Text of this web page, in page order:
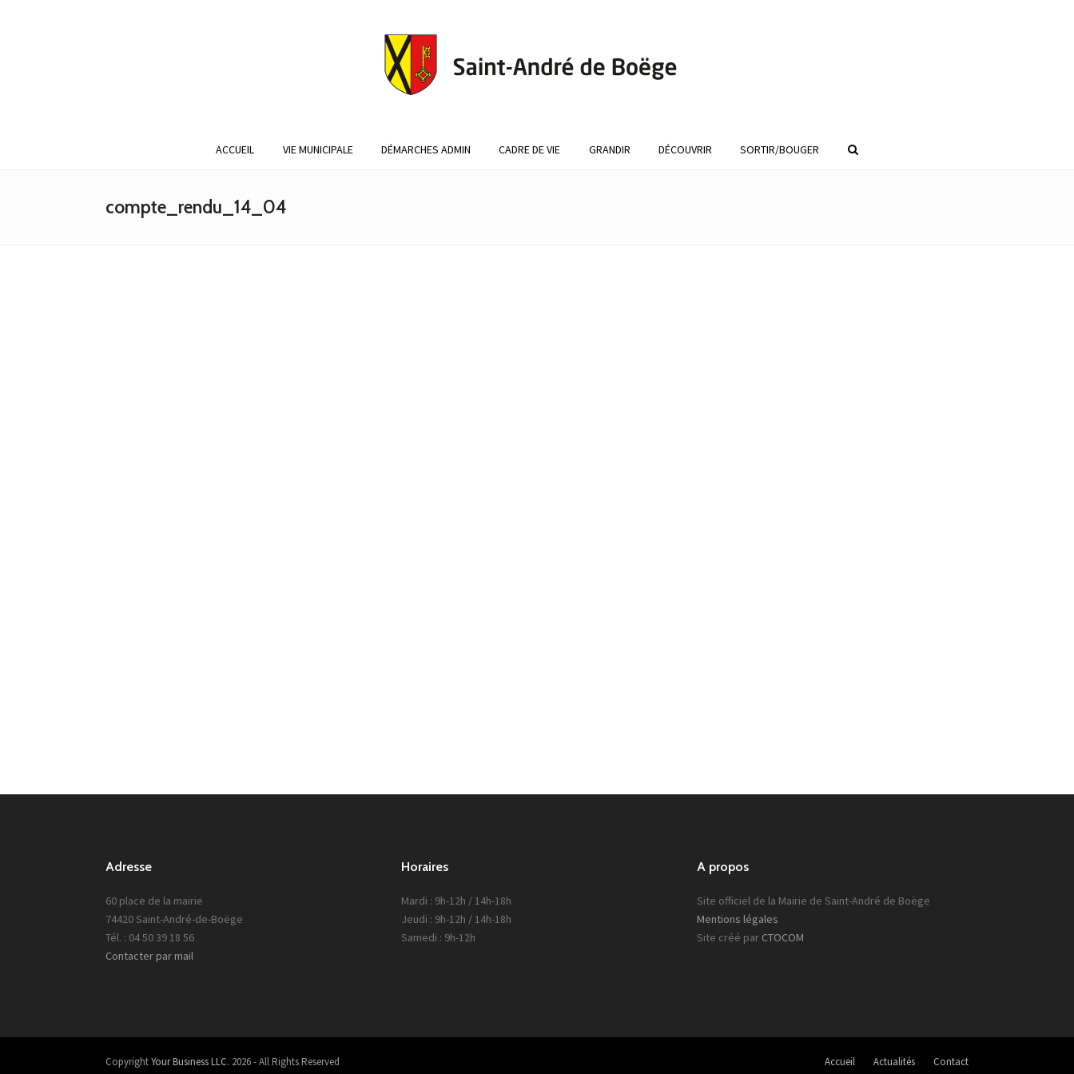
ACCUEIL VIE MUNICIPALE DÉMARCHES ADMIN CADRE DE VIE GRANDIR DÉCOUVRIR SORTIR/BOUGER
compte_rendu_14_04
Adresse
60 place de la mairie
74420 Saint-André-de-Boëge
Tél. : 04 50 39 18 56
Contacter par mail
Horaires
Mardi : 9h-12h / 14h-18h
Jeudi : 9h-12h / 14h-18h
Samedi : 9h-12h
A propos
Site officiel de la Mairie de Saint-André de Boëge
Mentions légales
Site créé par CTOCOM
CopyrightYour Business LLC. 2026 - All Rights Reserved Accueil Actualités Contact